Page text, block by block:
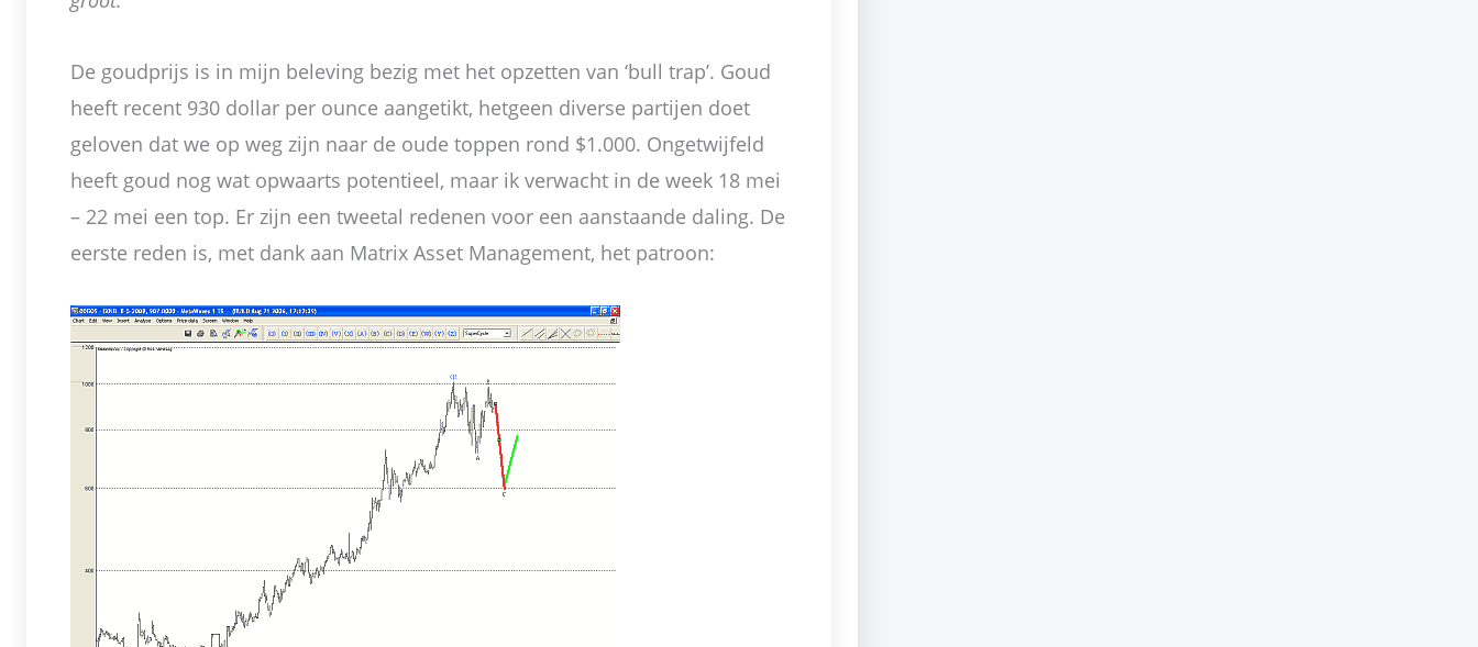
De goudprijs is in mijn beleving bezig met het opzetten van ‘bull trap’. Goud
heeft recent 930 dollar per ounce aangetikt, hetgeen diverse partijen doet
geloven dat we op weg zijn naar de oude toppen rond $1.000. Ongetwijfeld
heeft goud nog wat opwaarts potentieel, maar ik verwacht in de week 18 mei
– 22 mei een top. Er zijn een tweetal redenen voor een aanstaande daling. De
eerste reden is, met dank aan Matrix Asset Management, het patroon: